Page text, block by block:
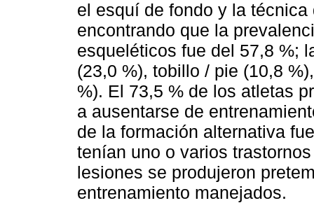
el esquí de fondo y la
encontrando que la
esqueléticos fue del 57,8 %;
(23,0 %), tobillo / pie (10,8
%). El 73,5 % de los atletas
a ausentarse de
de la formación alternativa
tenían uno o varios
lesiones se produjeron
entrenamiento manejados.